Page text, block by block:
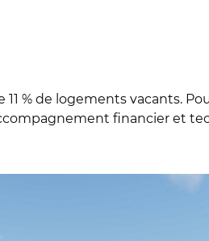
% de logements vacants.
financier et